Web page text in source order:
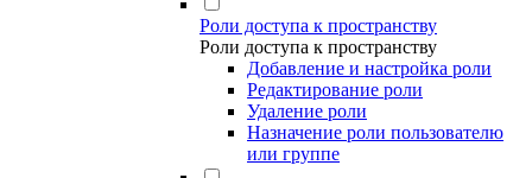
Роли доступа к пространству
Роли доступа к пространству
Добавление и настройка роли
Редактирование роли
Удаление роли
Назначение роли пользователю
или группе